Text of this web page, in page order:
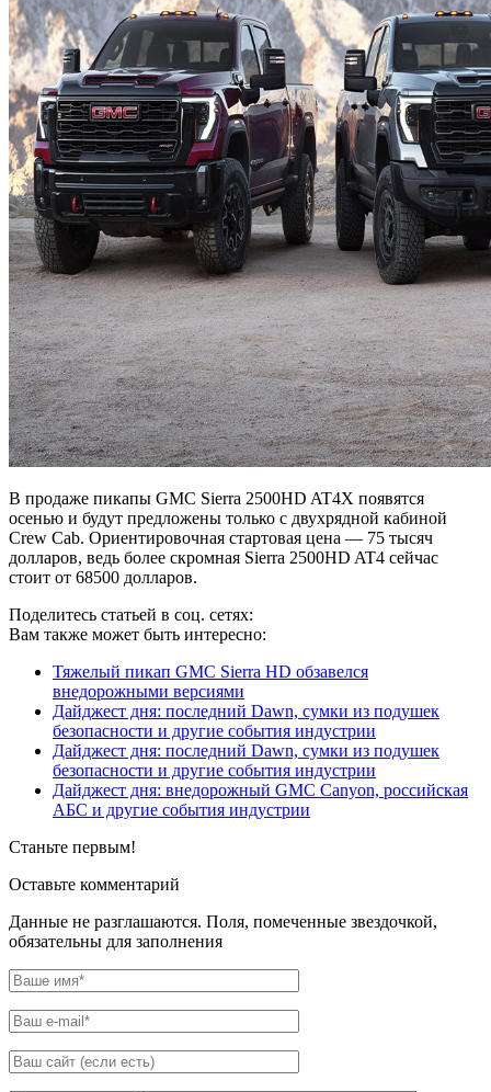
В продаже пикапы GMC Sierra 2500HD AT4X появятся
осенью и будут предложены только с двухрядной кабиной
Crew Cab. Ориентировочная стартовая цена — 75 тысяч
долларов, ведь более скромная Sierra 2500HD AT4 сейчас
стоит от 68500 долларов.
Поделитесь статьей в соц. сетях:
Вам также может быть интересно:
Тяжелый пикап GMC Sierra HD обзавелся
внедорожными версиями
Дайджест дня: последний Dawn, сумки из подушек
безопасности и другие события индустрии
Дайджест дня: последний Dawn, сумки из подушек
безопасности и другие события индустрии
Дайджест дня: внедорожный GMC Canyon, российская
АБС и другие события индустрии
Станьте первым!
Оставьте комментарий
Данные не разглашаются. Поля, помеченные звездочкой,
обязательны для заполнения